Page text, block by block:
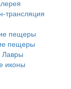
трансляция
пещеры
пещеры
иконы